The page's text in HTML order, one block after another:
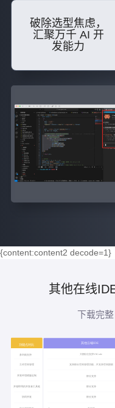
破除选型焦虑，
汇聚万千 AI 开
发能力
{content:content2 decode=1}
其他在线
下载完整